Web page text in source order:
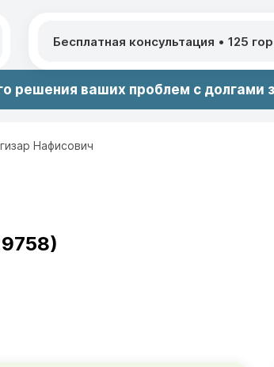
Бесплатная консультация • 125
решения ваших проблем с долгами
Нафисович